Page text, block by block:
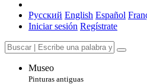
Русский English Español
Iniciar sesión Regístrate
Museo
Pinturas antiguas